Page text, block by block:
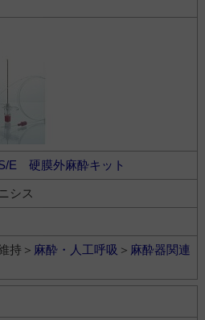
E 硬膜外麻酔キット
シス
持＞ 麻酔・人工呼吸 ＞ 麻酔器関連